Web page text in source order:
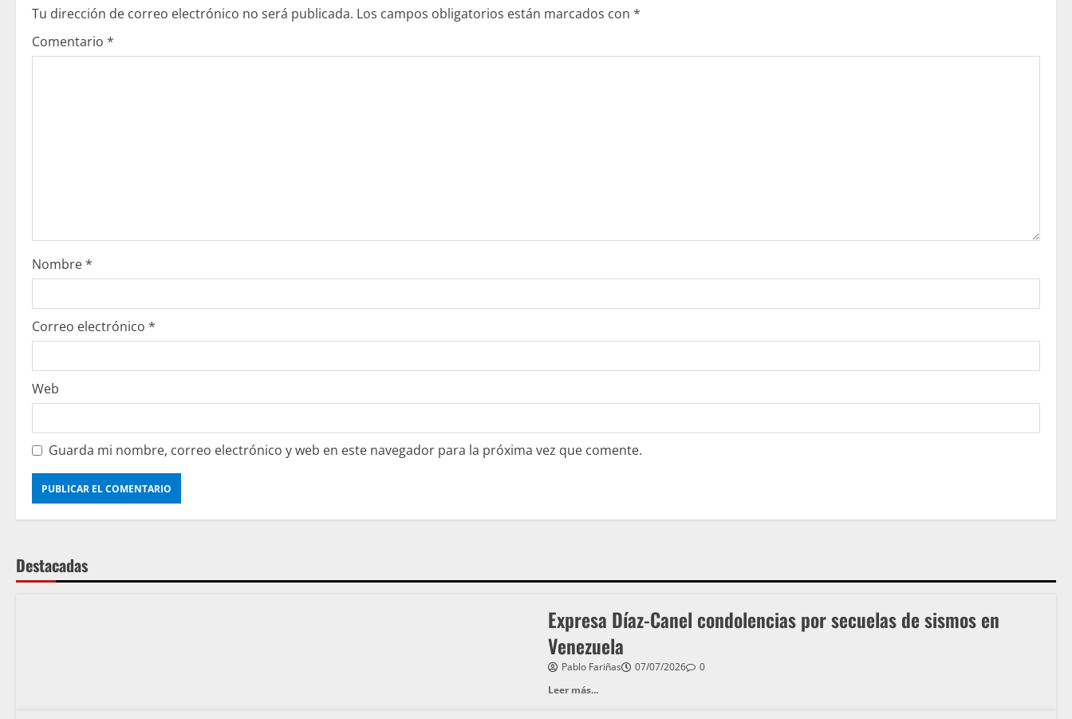
Tu dirección de correo electrónico no será publicada. Los campos obligatorios están marcados con *
Comentario *
Nombre*
Correo electrónico *
Web
Guarda mi nombre, correo electrónico y web en este navegador para la próxima vez que comente.
Destacadas
Expresa Díaz-Canel condolencias por secuelas de sismos en
Venezuela
Pablo Fariñas 07/07/2026
0
Leer más...